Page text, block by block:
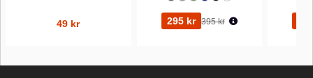
49 kr 295 kr Ordinarie pris:
395 kr